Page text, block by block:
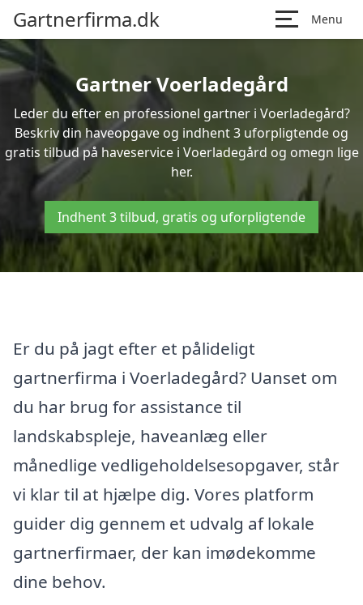
Gartnerfirma.dk Menu
Gartner Voerladegård
Leder du efter en professionel gartner i Voerladegård?
Beskriv din haveopgave og indhent 3 uforpligtende og
gratis tilbud på haveservice i Voerladegård og omegn lige
her.
Indhent 3 tilbud, gratis og uforpligtende
Er du på jagt efter et pålideligt
gartnerfirma i Voerladegård? Uanset om
du har brug for assistance til
landskabspleje, haveanlæg eller
månedlige vedligeholdelsesopgaver, står
vi klar til at hjælpe dig. Vores platform
guider dig gennem et udvalg af lokale
gartnerfirmaer, der kan imødekomme
dine behov.